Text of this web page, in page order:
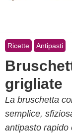
Ricette Antipasti
grigliate
La bruschetta
semplice,
antipasto rapido